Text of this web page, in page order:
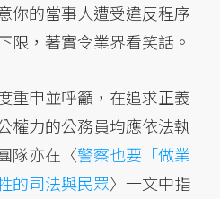
你的當事人遭受違反程序
限，著實令業界看笑話。
重申並呼籲，在追求正義
權力的公務員均應依法執
隊亦在〈警察也要「做業
的司法與民眾〉一文中指